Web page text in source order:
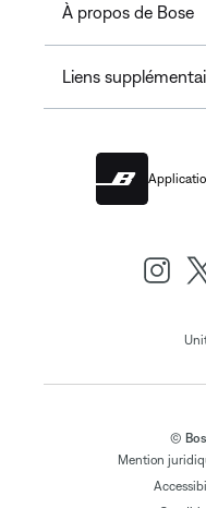
À propos de Bose
Liens
©
Mention